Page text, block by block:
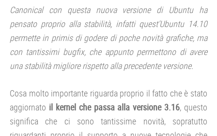
Canonical con questa nuova versione di Ubuntu ha
pensato proprio alla stabilità, infatti quest’Ubuntu 14.10
permette in primis di godere di poche novità grafiche, ma
con tantissimi bugfix, che appunto permettono di avere
una stabilità migliore rispetto alla precedente versione.
Cosa molto importante riguarda proprio il fatto che è stato
aggiornato il kernel che passa alla versione 3.16, questo
significa che ci sono tantissime novità, sopratutto